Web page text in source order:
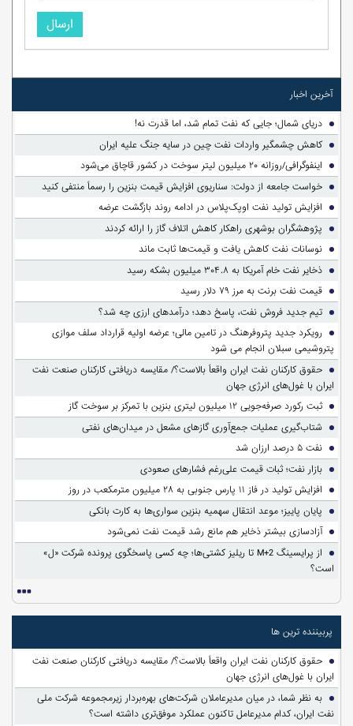
ارسال
آخرین اخبار
دریای شمال؛ جایی که نفت تمام شد، اما قدرت نه!
کاهش چشمگیر واردات نفت چین در سایه جنگ علیه ایران
اینفوگرافی/روزانه ۲۰ میلیون لیتر سوخت در کشور قاچاق می‌شود
خواست جامعه از دولت: سناریوی افزایش قیمت بنزین را رسماً منتفی کنید
افزایش تولید نفت اوپک‌پلاس در ادامه روند بازگشت عرضه
پژوهشگران بوشهری راهکار کاهش اتلاف گاز را ارائه کردند
نوسانات نفت کاهش یافت و قیمت‌ها ثابت ماند
ذخایر نفت خام آمریکا به ۳۰۴.۸ میلیون بشکه رسید
قیمت نفت برنت به مرز ۷۹ دلار رسید
تیم جدید فروش نفت، پاسخ دهد؛ درآمدهای ارزی چه شد؟
رویکرد جدید پتروفرهنگ در تامین مالی؛ عرضه اولیه قرارداد سلف موازی
پتروشیمی سبلان انجام می شود
حقوق کارکنان نفت ایران واقعاً بالاست؟/ مقایسه دریافتی کارکنان صنعت نفت
ایران با غول‌های انرژی جهان
ثبت رکورد صرفه‌جویی ۱۲ میلیون لیتری بنزین با تمرکز بر سوخت گاز
شتاب‌گیری عملیات جمع‌آوری گازهای مشعل در میدان‌های نفتی
نفت ۵ درصد ارزان شد
بازار نفت؛ ثبات قیمت علی‌رغم فشارهای صعودی
افزایش تولید در فاز ۱۱ پارس جنوبی به ۲۸ میلیون مترمکعب در روز
پایان پاییز؛ موعد انتقال سهمیه بنزین سواری‌ها به کارت بانکی
آزادسازی بیشتر ذخایر هم مانع رشد قیمت نفت نمی‌شود
از پرایسینگ M+2 تا ریلیز کشتی‌ها؛ چه کسی پاسخگوی پرونده شرکت «ل»
است؟
پربیننده ترین ها
حقوق کارکنان نفت ایران واقعاً بالاست؟/ مقایسه دریافتی کارکنان صنعت نفت
ایران با غول‌های انرژی جهان
به نظر شما، در میان مدیرعاملان شرکت‌های بهره‌بردار زیرمجموعه شرکت ملی
نفت ایران، کدام مدیرعامل تاکنون عملکرد موفق‌تری داشته است؟